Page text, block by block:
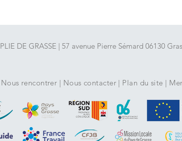
PLIE DE GRASSE | 57 avenue Pierre Sémard 06130
Nous rencontrer | Nous contacter | Plan du site |